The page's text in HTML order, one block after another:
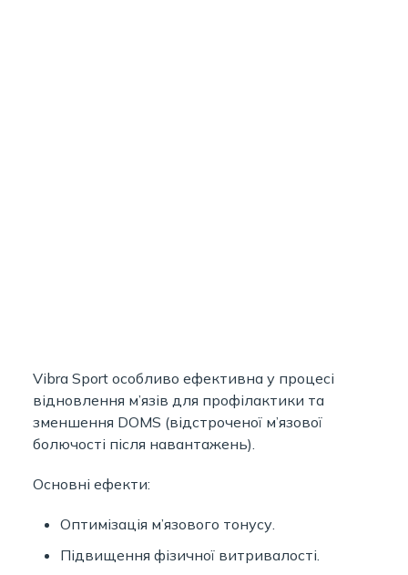
Vibra Sport особливо ефективна у процесі
відновлення м’язів для профілактики та
зменшення DOMS (відстроченої м’язової
болючості після навантажень).
Основні ефекти:
Оптимізація м’язового тонусу.
Підвищення фізичної витривалості.